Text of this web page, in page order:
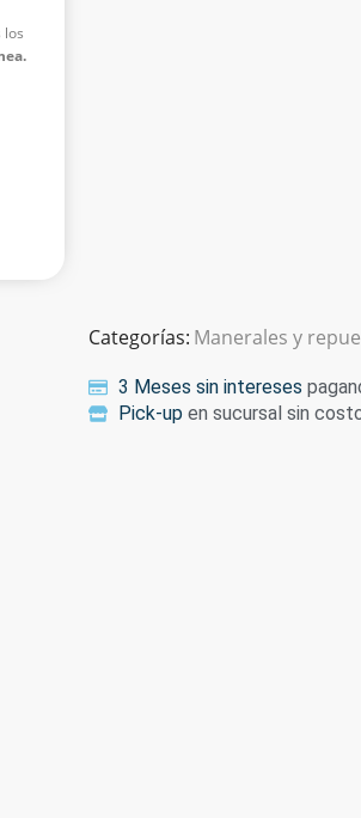
los
Categorías: Manerales y
3 Meses sin intereses
Pick-upen sucursal sin